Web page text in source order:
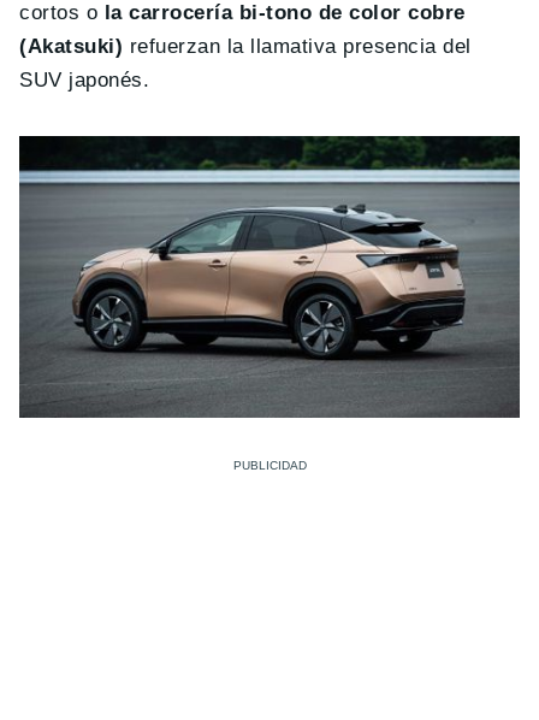
cortos o la carrocería bi-tono de color cobre
(Akatsuki) refuerzan la llamativa presencia del
SUV japonés.